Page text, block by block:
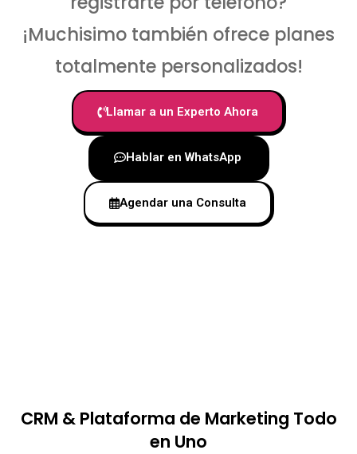
¡Muchisimo también ofrece planes
totalmente personalizados!
Llamar a un Experto Ahora
Hablar en WhatsApp
Agendar una Consulta
CRM & Plataforma de Marketing Todo
en Uno